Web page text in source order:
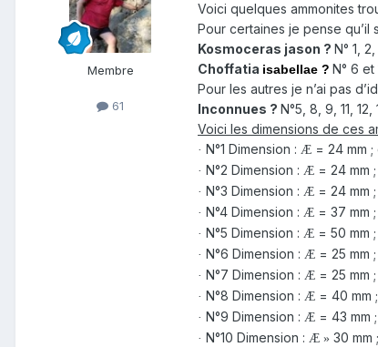
Membre
61
Voici quelques ammonites
Pour certaines je pense qu’il
Kosmoceras jason ? N° 1,
Choffatia isabellae ? N° 6 et
Pour les autres je n’ai pas
Inconnues ? N°5, 8, 9, 11, 12,
Voici les dimensions de ces
· N°1 Dimension : Æ = 24 mm ;
· N°2 Dimension : Æ = 24 mm
· N°3 Dimension : Æ = 24 mm
· N°4 Dimension : Æ = 37 mm
· N°5 Dimension : Æ = 50 mm
· N°6 Dimension : Æ = 25 mm
· N°7 Dimension : Æ = 25 mm
· N°8 Dimension : Æ = 40 mm
· N°9 Dimension : Æ = 43 mm
· N°10 Dimension : Æ » 30 mm